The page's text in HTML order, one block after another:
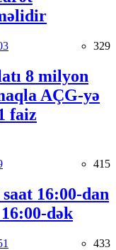
329
8 milyon
AÇG-yə
faiz
415
16:00-dan
dək
433